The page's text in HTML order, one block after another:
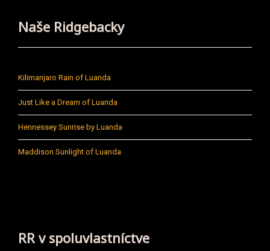
Naše Ridgebacky
Kilimanjaro Rain of Luanda
Just Like a Dream of Luanda
Hennessey Sunrise by Luanda
Maddison Sunlight of Luanda
RR v spoluvlastníctve